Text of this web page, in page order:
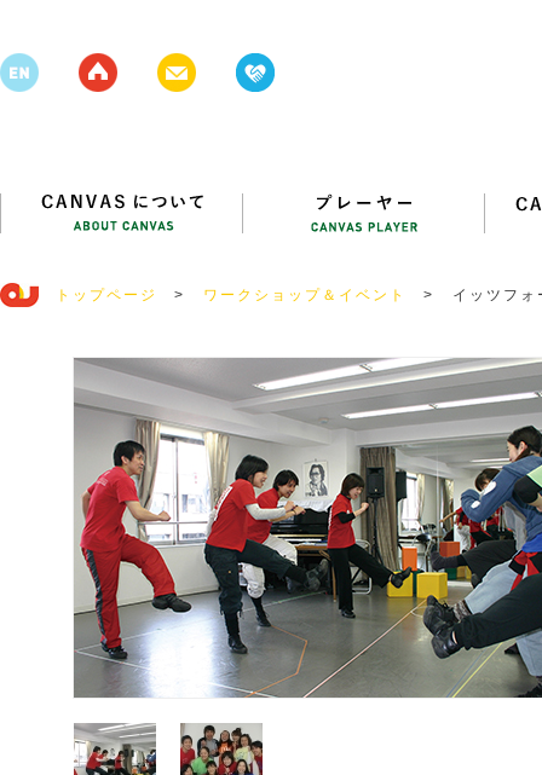
トップページ > ワークショップ＆イベント > イッツフ